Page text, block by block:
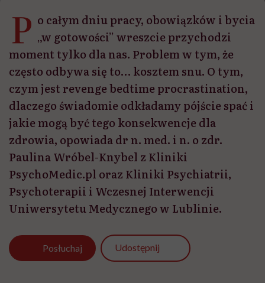
P o całym dniu pracy, obowiązków i bycia
„w gotowości” wreszcie przychodzi
moment tylko dla nas. Problem w tym, że
często odbywa się to… kosztem snu. O tym,
czym jest revenge bedtime procrastination,
dlaczego świadomie odkładamy pójście spać i
jakie mogą być tego konsekwencje dla
zdrowia, opowiada dr n. med. i n. o zdr.
Paulina Wróbel-Knybel z Kliniki
PsychoMedic.pl oraz Kliniki Psychiatrii,
Psychoterapii i Wczesnej Interwencji
Uniwersytetu Medycznego w Lublinie.
Posłuchaj Udostępnij